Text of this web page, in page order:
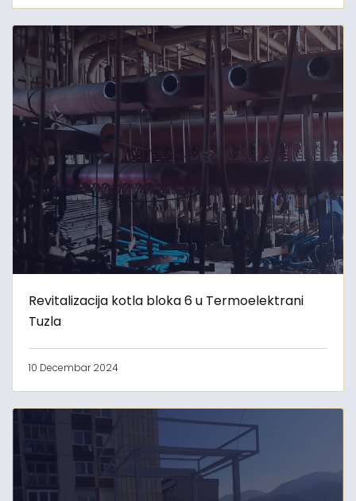
Revitalizacija kotla bloka 6 u Termoelektrani
Tuzla
10 Decembar 2024